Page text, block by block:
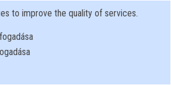
to improve the quality of services.